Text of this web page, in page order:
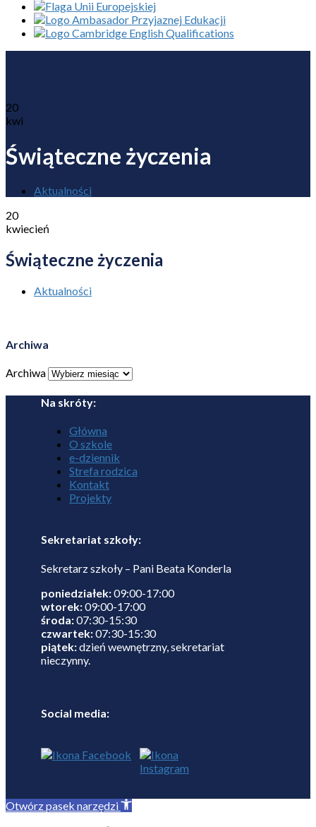
20
kwi
Świąteczne życzenia
Aktualności
20
kwiecień
Świąteczne życzenia
Aktualności
Archiwa
Archiwa
Na skróty:
Główna
O szkole
e-dziennik
Strefa rodzica
Kontakt
Projekty
Sekretariat szkoły:
Sekretarz szkoły – Pani Beata Konderla
poniedziałek:09:00-17:00
wtorek:09:00-17:00
środa:07:30-15:30
czwartek:07:30-15:30
piątek:dzień wewnętrzny, sekretariat
nieczynny.
Social media:
Otwórz pasek narzędzi